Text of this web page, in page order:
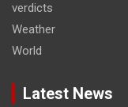
verdicts
Weather
World
Latest News